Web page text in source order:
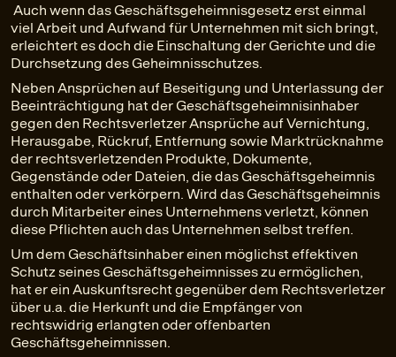
Auch wenn das Geschäftsgeheimnisgesetz erst einmal
viel Arbeit und Aufwand für Unternehmen mit sich bringt,
erleichtert es doch die Einschaltung der Gerichte und die
Durchsetzung des Geheimnisschutzes.
Neben Ansprüchen auf Beseitigung und Unterlassung der
Beeinträchtigung hat der Geschäftsgeheimnisinhaber
gegen den Rechtsverletzer Ansprüche auf Vernichtung,
Herausgabe, Rückruf, Entfernung sowie Marktrücknahme
der rechtsverletzenden Produkte, Dokumente,
Gegenstände oder Dateien, die das Geschäftsgeheimnis
enthalten oder verkörpern. Wird das Geschäftsgeheimnis
durch Mitarbeiter eines Unternehmens verletzt, können
diese Pflichten auch das Unternehmen selbst treffen.
Um dem Geschäftsinhaber einen möglichst effektiven
Schutz seines Geschäftsgeheimnisses zu ermöglichen,
hat er ein Auskunftsrecht gegenüber dem Rechtsverletzer
über u.a. die Herkunft und die Empfänger von
rechtswidrig erlangten oder offenbarten
Geschäftsgeheimnissen.